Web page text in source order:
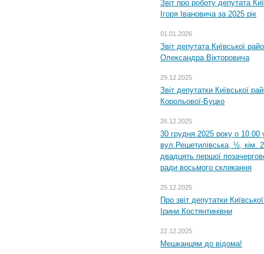
Звіт про роботу депутата
Ігоря Івановича за 2025 рік
01.01.2026
Звіт депутата Київської
Олександра Вікторовича
29.12.2025
Звіт депутатки Київської
Корольової-Буцко
26.12.2025
30 грудня 2025 року о 10.00
вул.Решетилівська, ½, кім.
двадцять першої
ради восьмого скликання
25.12.2025
Про звіт депутатки
Ірини Костянтинівни
22.12.2025
Мешканцям до відома!